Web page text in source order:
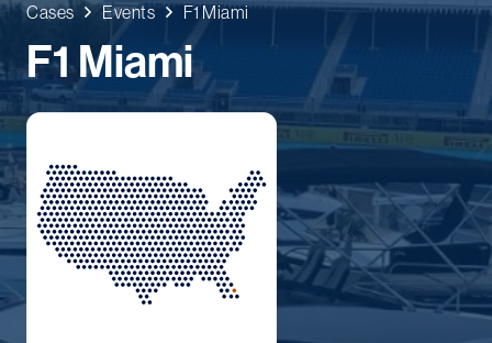
Cases Events F1 Miami
F1 Miami